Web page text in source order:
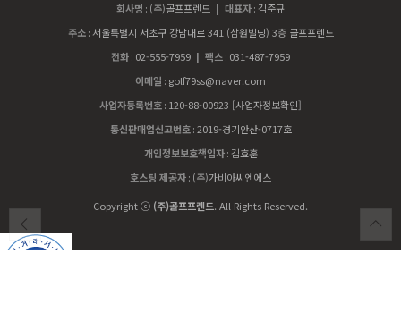
회사명 : (주)골프프렌드 | 대표자: 김준규
주소 : 서울특별시 서초구 강남대로 341 (삼원빌딩) 3층 골프프렌드
전화: 02-555-7959 | 팩스: 031-487-7959
이메일 : golf79ss@naver.com
사업자등록번호: 120-88-00923 [사업자정보확인]
통신판매업신고번호 :2019-경기안산-0717호
개인정보보호책임자 : 김효훈
호스팅 제공자: (주)가비아씨엔에스
Copyright ⓒ (주)골프프렌드. All Rights Reserved.